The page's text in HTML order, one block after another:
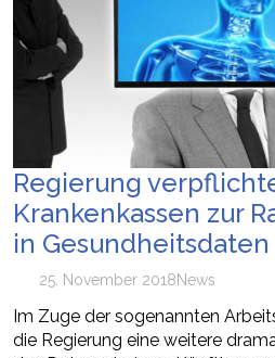
Regierung
Krankenkassen zur
in Gesundheitsdaten
25. November 2018News
Im Zuge der sogenannten
die Regierung eine weitere